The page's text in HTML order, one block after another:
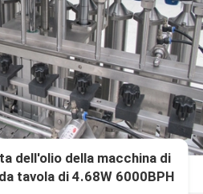
dell'olio della macchina di
tavola di 4.68W 6000BPH